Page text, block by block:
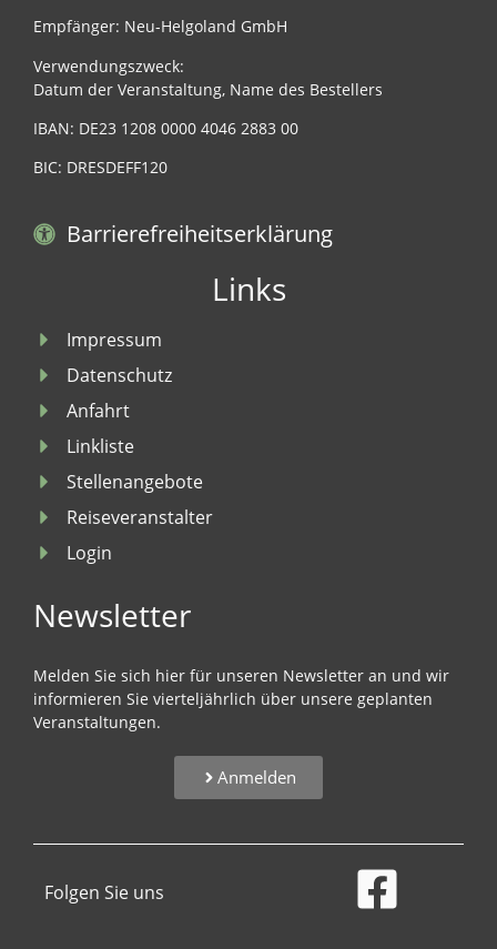
Empfänger: Neu-Helgoland GmbH
Verwendungszweck:
Datum der Veranstaltung, Name des Bestellers
IBAN: DE23 1208 0000 4046 2883 00
BIC: DRESDEFF120
Barrierefreiheitserklärung
Links
Impressum
Datenschutz
Anfahrt
Linkliste
Stellenangebote
Reiseveranstalter
Login
Newsletter
Melden Sie sich hier für unseren Newsletter an und wir
informieren Sie vierteljährlich über unsere geplanten
Veranstaltungen.
Anmelden
Folgen Sie uns